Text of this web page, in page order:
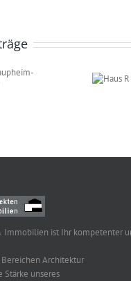
Haus R in
Immobilien ist Ihr kompetenter
Architektur
unseres